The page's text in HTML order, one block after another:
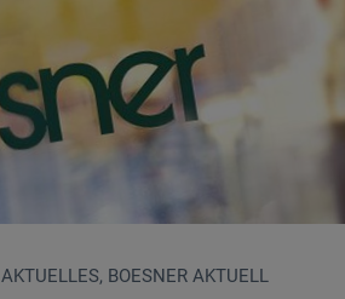
AKTUELLES, BOESNER AKTUELL